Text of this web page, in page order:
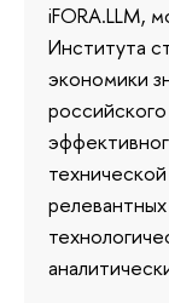
iFORA.LLM,
Института
экономики